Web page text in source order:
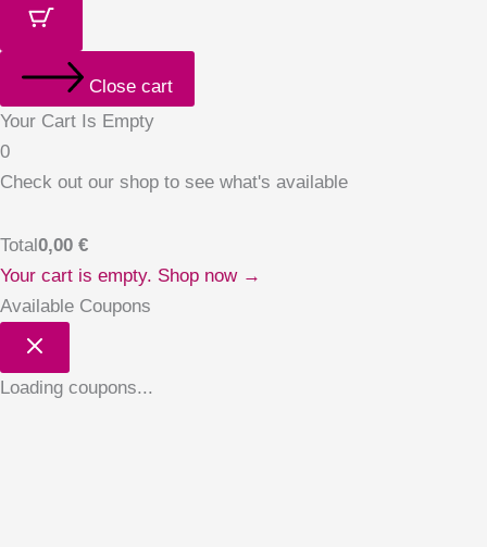
Close cart
Your Cart Is Empty
0
Check out our shop to see what's available
Total0,00 €
Your cart is empty. Shop now →
Available Coupons
Loading coupons...